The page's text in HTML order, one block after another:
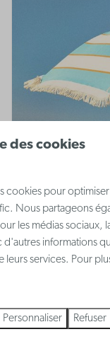
des cookies
cookies pour
Nous partageons
les médias
d'autres informations
leurs services. Pour
Personnaliser Refuser